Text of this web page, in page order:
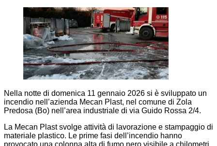
Nella notte di domenica 11 gennaio 2026 si è sviluppato un
incendio nell’azienda Mecan Plast, nel comune di Zola
Predosa (Bo) nell’area industriale di via Guido Rossa 2/4.
La Mecan Plast svolge attività di lavorazione e stampaggio di
materiale plastico. Le prime fasi dell’incendio hanno